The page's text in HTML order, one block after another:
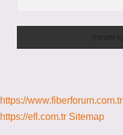
https://www.fiberforum.com.tr
https://efl.com.tr Sitemap